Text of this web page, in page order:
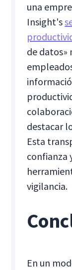
una
Insight's
de datos»
destacar
Esta
confianza
vigilancia.
En un